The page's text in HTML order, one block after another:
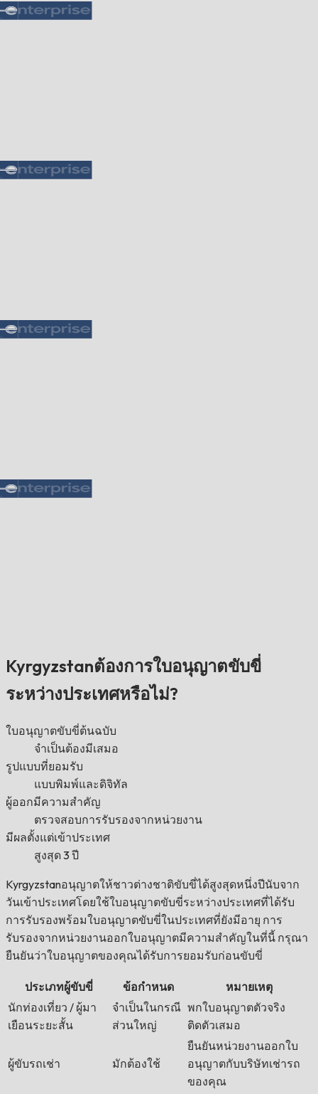
Kyrgyzstanต้องการใบอนุญาตขับขี่
ระหว่างประเทศหรือไม่?
ใบอนุญาตขับขี่ต้นฉบับ
จำเป็นต้องมีเสมอ
รูปแบบที่ยอมรับ
แบบพิมพ์และดิจิทัล
ผู้ออกมีความสำคัญ
ตรวจสอบการรับรองจากหน่วยงาน
มีผลตั้งแต่เข้าประเทศ
สูงสุด 3 ปี
Kyrgyzstanอนุญาตให้ชาวต่างชาติขับขี่ได้สูงสุดหนึ่งปีนับจาก
วันเข้าประเทศโดยใช้ใบอนุญาตขับขี่ระหว่างประเทศที่ได้รับ
การรับรองพร้อมใบอนุญาตขับขี่ในประเทศที่ยังมีอายุ การ
รับรองจากหน่วยงานออกใบอนุญาตมีความสำคัญในที่นี้ กรุณา
ยืนยันว่าใบอนุญาตของคุณได้รับการยอมรับก่อนขับขี่
ประเภทผู้ขับขี่ ข้อกำหนด
หมายเหตุ
นักท่องเที่ยว / ผู้มา
เยือนระยะสั้น
จำเป็นในกรณี
ส่วนใหญ่
พกใบอนุญาตตัวจริง
ติดตัวเสมอ
ผู้ขับรถเช่า มักต้องใช้
ยืนยันหน่วยงานออกใบ
อนุญาตกับบริษัทเช่ารถ
ของคุณ